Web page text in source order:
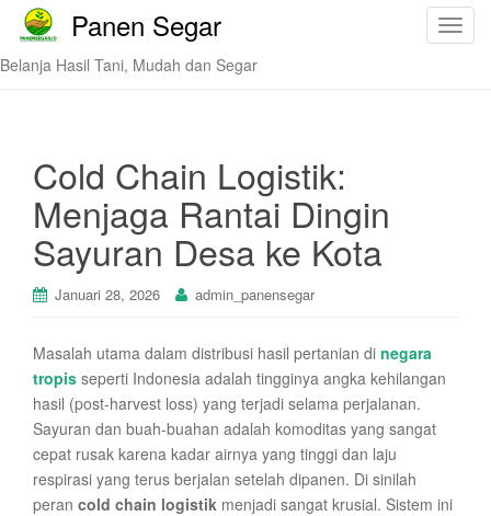
T
Panen Segar
Belanja Hasil Tani, Mudah dan Segar
Cold Chain Logistik:
Menjaga Rantai Dingin
Sayuran Desa ke Kota
Januari 28, 2026 admin_panensegar
Masalah utama dalam distribusi hasil pertanian di negara
tropis seperti Indonesia adalah tingginya angka kehilangan
hasil (post-harvest loss) yang terjadi selama perjalanan.
Sayuran dan buah-buahan adalah komoditas yang sangat
cepat rusak karena kadar airnya yang tinggi dan laju
respirasi yang terus berjalan setelah dipanen. Di sinilah
peran cold chain logistik menjadi sangat krusial. Sistem ini